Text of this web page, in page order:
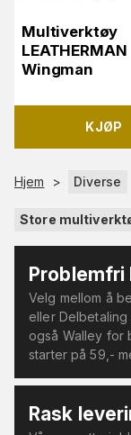
Multiverktøy
LEATHERMAN
Wingman
KJØP
Hjem > Diverse
Store
Problemfri
Velg mellom å
eller
også Walley for
starter på 59,-
Rask